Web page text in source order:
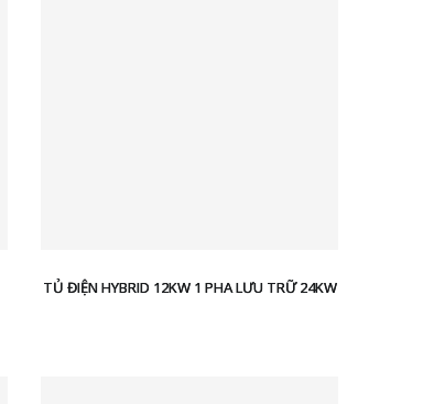
TỦ ĐIỆN HYBRID 12KW 1 PHA LƯU TRỮ 24KW